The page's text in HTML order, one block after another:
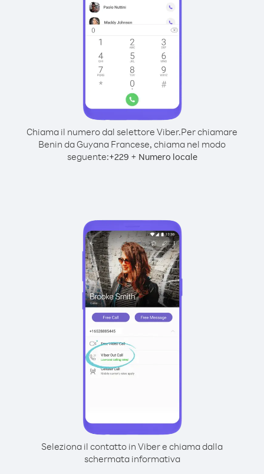
Chiama il numero dal selettore Viber.Per chiamare
Benin da Guyana Francese, chiama nel modo
seguente:+229 + Numero locale
Seleziona il contatto in Viber e chiama dalla
schermata informativa